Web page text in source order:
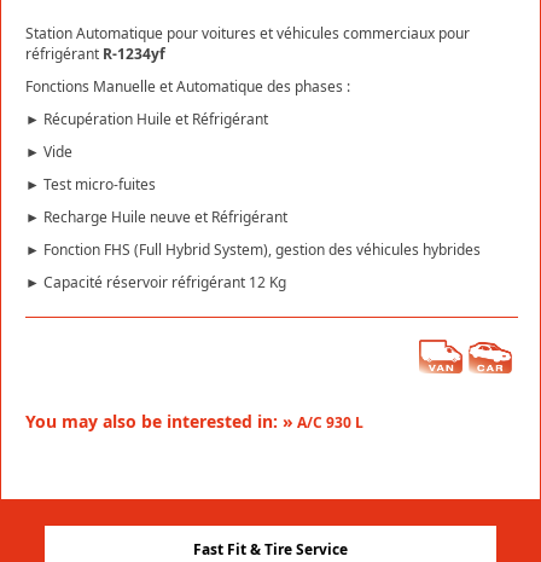
Station Automatique pour voitures et véhicules commerciaux pour
réfrigérant R-1234yf
Fonctions Manuelle et Automatique des phases :
► Récupération Huile et Réfrigérant
► Vide
► Test micro-fuites
► Recharge Huile neuve et Réfrigérant
► Fonction FHS (Full Hybrid System), gestion des véhicules hybrides
► Capacité réservoir réfrigérant 12 Kg
You may also be interested in: » A/C 930 L
Fast Fit & Tire Service